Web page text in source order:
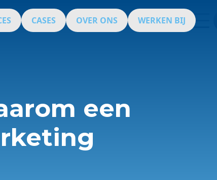
CASES OVER ONS WERKEN BIJ
een